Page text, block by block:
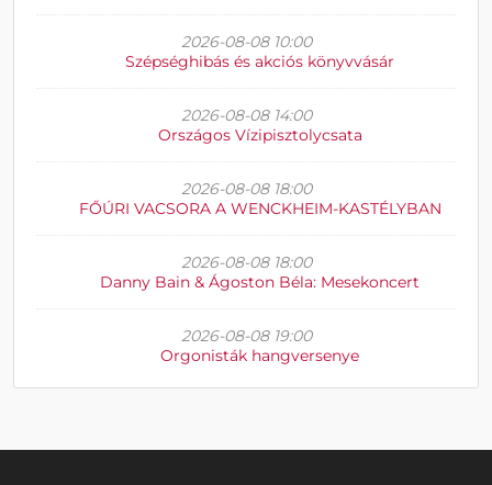
2026-08-08 10:00
Szépséghibás és akciós könyvvásár
2026-08-08 14:00
Országos Vízipisztolycsata
2026-08-08 18:00
FŐÚRI VACSORA A WENCKHEIM-KASTÉLYBAN
2026-08-08 18:00
Danny Bain & Ágoston Béla: Mesekoncert
2026-08-08 19:00
Orgonisták hangversenye